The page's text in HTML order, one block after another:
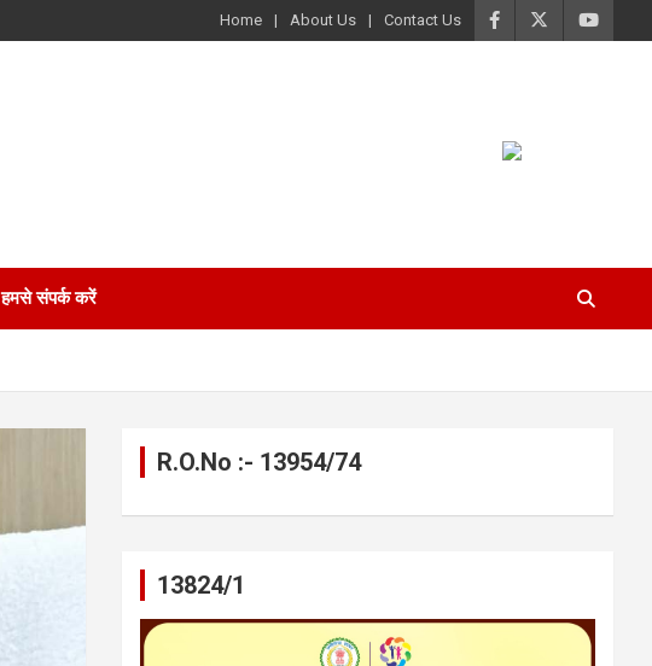
Home About Us Contact Us
हमसे संपर्क करें
R.O.No :- 13954/74
13824/1